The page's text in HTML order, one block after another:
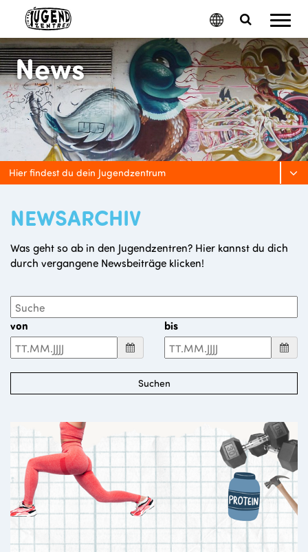
Menu
Toggle
Search
Google
Translate
News
Hier findest du dein Jugendzentrum
NEWSARCHIV
Was geht so ab in den Jugendzentren? Hier kannst du dich
durch vergangene Newsbeiträge klicken!
von bis